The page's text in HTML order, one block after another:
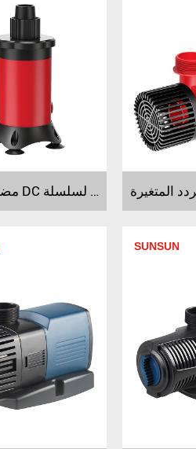
مضخة التردد DC لسلسلة JHP
SUNSUN